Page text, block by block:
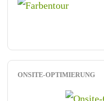
ONSITE-OPTIMIERUNG